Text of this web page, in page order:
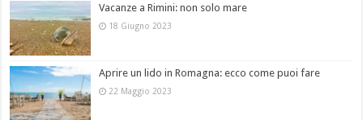
Vacanze a Rimini: non solo mare
18 Giugno 2023
Aprire un lido in Romagna: ecco come puoi fare
22 Maggio 2023